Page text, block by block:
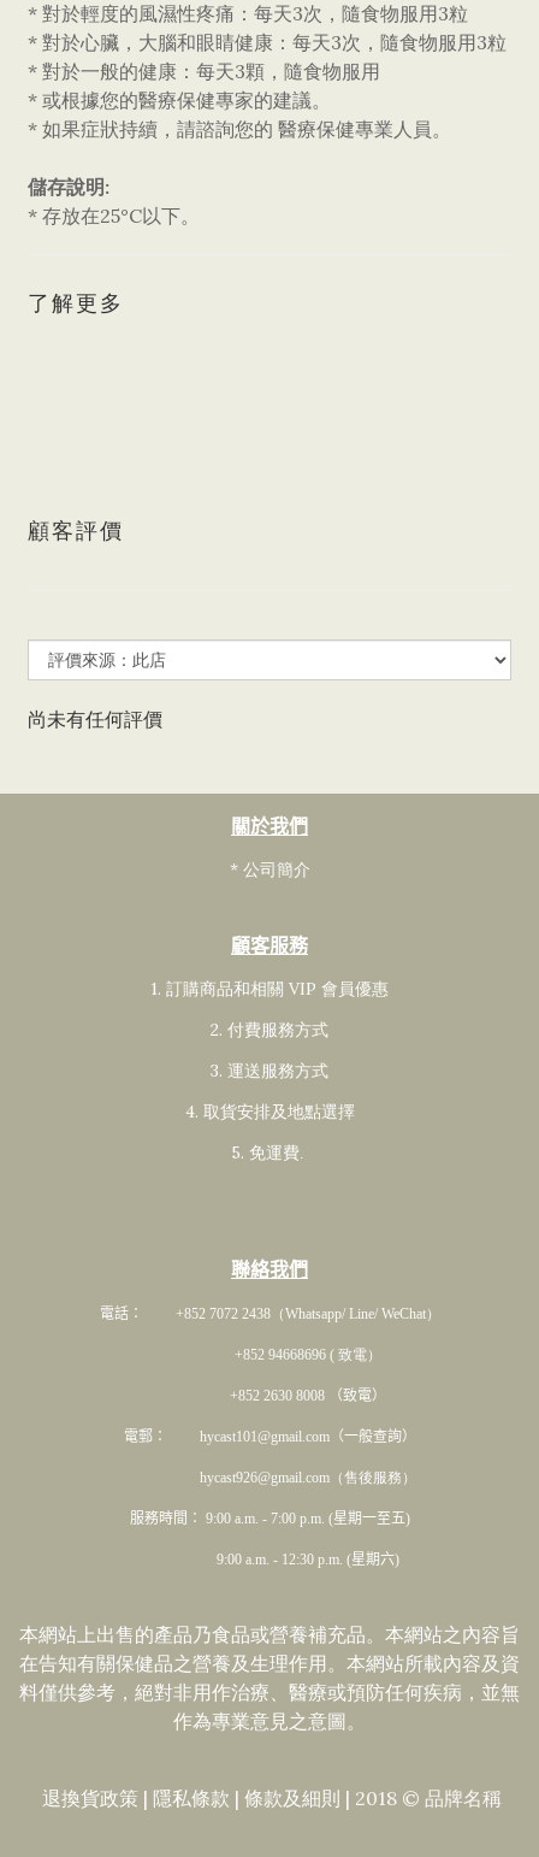
* 對於輕度的風濕性疼痛：每天3次，隨食物服用3粒
* 對於心臟，大腦和眼睛健康：每天3次，隨食物服用3粒
* 對於一般的健康：每天3顆，隨食物服用
* 或根據您的醫療保健專家的建議。
* 如果症狀持續，請諮詢您的 醫療保健專業人員。
儲存說明:
* 存放在25°C以下。
了解更多
顧客評價
尚未有任何評價
關於我們
* 公司簡介
顧客服務
1. 訂購商品和相關 VIP 會員優惠
2. 付費服務方式
3. 運送服務方式
4. 取貨安排及地點選擇
5. 免運費.
聯絡我們
電話： +852 7072 2438（Whatsapp/ Line/ WeChat）
+852 94668696 ( 致電）
+852 2630 8008 （致電）
電郵： hycast101@gmail.com（一般查詢）
hycast926@gmail.com（售後服務）
服務時間： 9:00 a.m. - 7:00 p.m. (星期一至五)
9:00 a.m. - 12:30 p.m. (星期六)
本網站上出售的產品乃食品或營養補充品。本網站之內容旨
在告知有關保健品之營養及生理作用。本網站所載內容及資
料僅供參考，絕對非用作治療、醫療或預防任何疾病，並無
作為專業意見之意圖。
退換貨政策 | 隱私條款 |​ 條款及細則 | 2018 © 品牌名稱